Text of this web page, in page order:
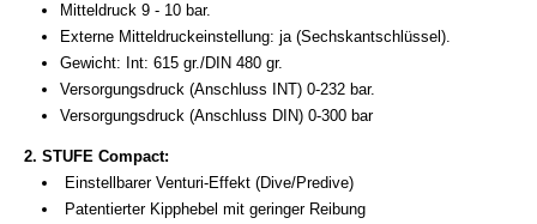
Mitteldruck 9 - 10 bar.
Externe Mitteldruckeinstellung: ja (Sechskantschlüssel).
Gewicht: Int: 615 gr./DIN 480 gr.
Versorgungsdruck (Anschluss INT) 0-232 bar.
Versorgungsdruck (Anschluss DIN) 0-300 bar
2. STUFE Compact:
Einstellbarer Venturi-Effekt (Dive/Predive)
Patentierter Kipphebel mit geringer Reibung